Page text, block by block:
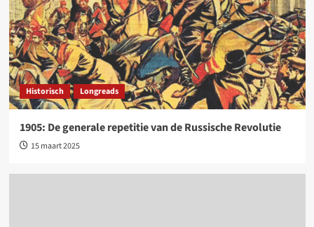
Historisch Longreads
1905: De generale repetitie van de Russische Revolutie
15 maart 2025